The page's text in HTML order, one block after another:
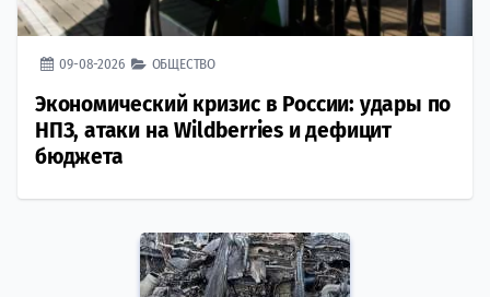
09-08-2026 ОБЩЕСТВО
Экономический кризис в России: удары по
НПЗ, атаки на Wildberries и дефицит
бюджета